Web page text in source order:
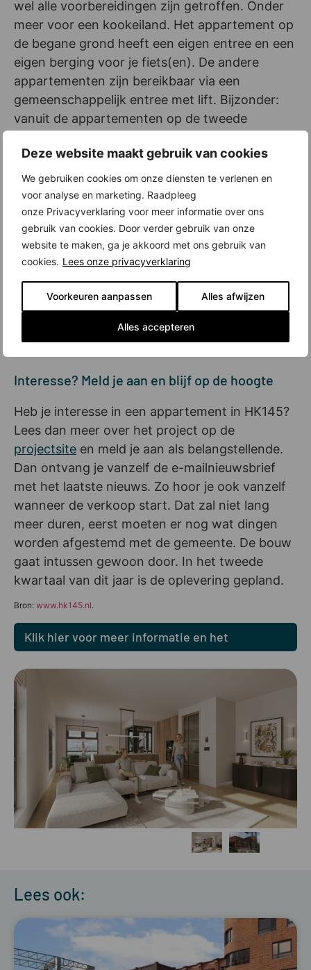
Deze website maakt gebruik van cookies
We gebruiken cookies om onze diensten te verlenen en
voor analyse en marketing. Raadpleeg
onze Privacyverklaring voor meer informatie over ons
gebruik van cookies. Door verder gebruik van onze
website te maken, ga je akkoord met ons gebruik van
cookies. Lees onze privacyverklaring
Voorkeuren aanpassen Alles afwijzen
Alles accepteren
wel alle voorbereidingen zijn getroffen. Onder
meer voor een kookeiland. Het appartement op
de begane grond heeft een eigen entree en een
eigen berging voor je fiets(en). De andere
appartementen zijn bereikbaar via een
gemeenschappelijk entree met lift. Bijzonder:
vanuit de appartementen op de tweede
nabijgelegen Artis zien.
Rustig wonen in het bruisende centrum van
Amsterdam
De Hoogte Kadijk ligt in een rustig deel van het
centrum van Amsterdam, op loop- en
maakt. Winkels, cafés, restaurants, musea,
dierentuin Artis, het is te veel om op te noemen.
Ook diverse parken, waaronder het Oosterpark,
Interesse? Meld je aan en blijf op de hoogte
Heb je interesse in een appartement in HK145?
Lees dan meer over het project op de
projectsite en meld je aan als belangstellende.
Dan ontvang je vanzelf de e-mailnieuwsbrief
met het laatste nieuws. Zo hoor je ook vanzelf
wanneer de verkoop start. Dat zal niet lang
meer duren, eerst moeten er nog wat dingen
worden afgestemd met de gemeente. De bouw
gaat intussen gewoon door. In het tweede
kwartaal van dit jaar is de oplevering gepland.
Bron: www.hk145.nl.
Klik hier voor meer informatie en het
woningaanbod
Lees ook: